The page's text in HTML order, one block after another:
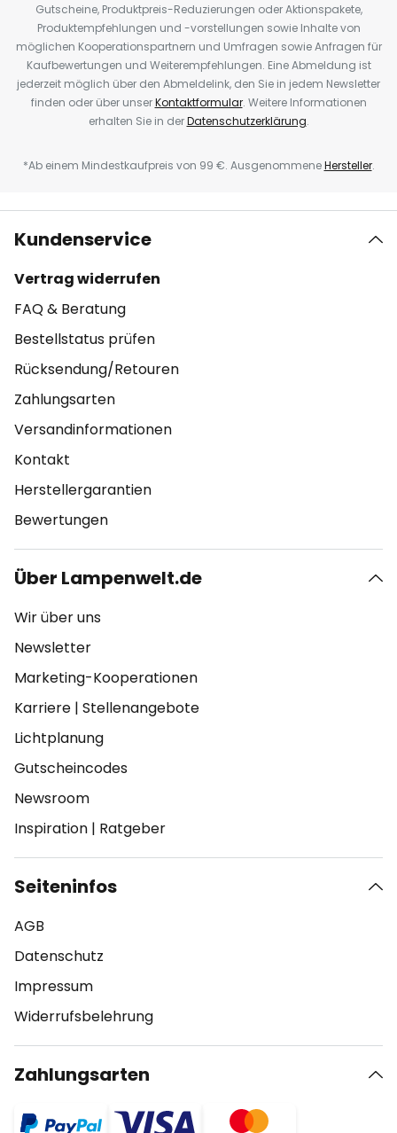
Gutscheine, Produktpreis-Reduzierungen oder Aktionspakete,
Produktempfehlungen und -vorstellungen sowie Inhalte von
möglichen Kooperationspartnern und Umfragen sowie Anfragen für
Kaufbewertungen und Weiterempfehlungen. Eine Abmeldung ist
jederzeit möglich über den Abmeldelink, den Sie in jedem Newsletter
finden oder über unserKontaktformular. Weitere Informationen
erhalten Sie in derDatenschutzerklärung.
*Ab einem Mindestkaufpreis von 99 €. AusgenommeneHersteller.
Kundenservice
Vertrag widerrufen
FAQ & Beratung
Bestellstatus prüfen
Rücksendung/Retouren
Zahlungsarten
Versandinformationen
Kontakt
Herstellergarantien
Bewertungen
Über Lampenwelt.de
Wir über uns
Newsletter
Marketing-Kooperationen
Karriere | Stellenangebote
Lichtplanung
Gutscheincodes
Newsroom
Inspiration | Ratgeber
Seiteninfos
AGB
Datenschutz
Impressum
Widerrufsbelehrung
Zahlungsarten